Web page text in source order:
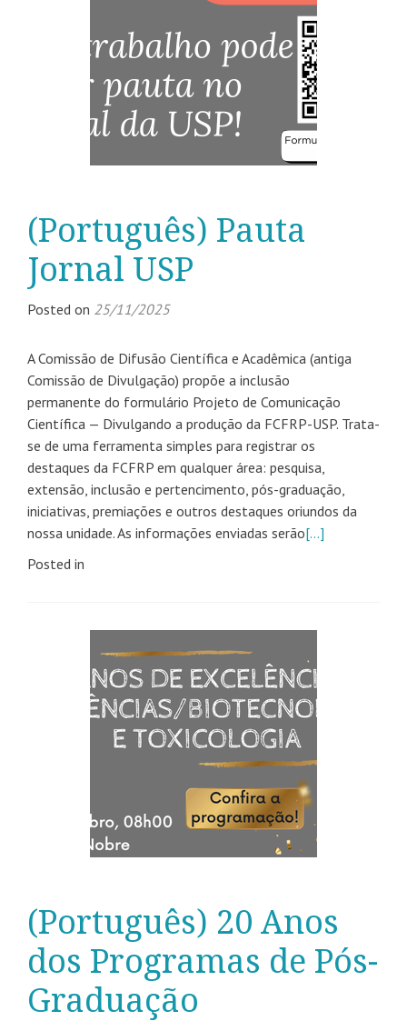
(Português) Pauta
Jornal USP
Posted on 25/11/2025
A Comissão de Difusão Científica e Acadêmica (antiga
Comissão de Divulgação) propõe a inclusão
permanente do formulário Projeto de Comunicação
Científica — Divulgando a produção da FCFRP-USP. Trata-
se de uma ferramenta simples para registrar os
destaques da FCFRP em qualquer área: pesquisa,
extensão, inclusão e pertencimento, pós-graduação,
iniciativas, premiações e outros destaques oriundos da
nossa unidade. As informações enviadas serão[…]
Posted in
(Português) 20 Anos
dos Programas de Pós-
Graduação